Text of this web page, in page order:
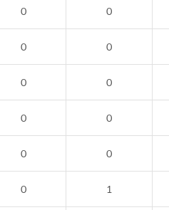
0 0
0 0
0 0
0 0
0 0
0 1